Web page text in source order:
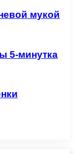
мукой
5-минутка